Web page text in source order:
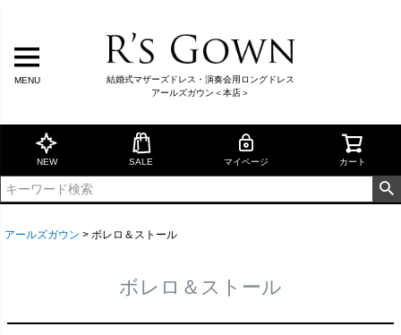
MENU
結婚式マザーズドレス・演奏会用ロングドレス
アールズガウン＜本店＞
NEW SALE マイページ カート
アールズガウン ボレロ＆ストール
ボレロ＆ストール